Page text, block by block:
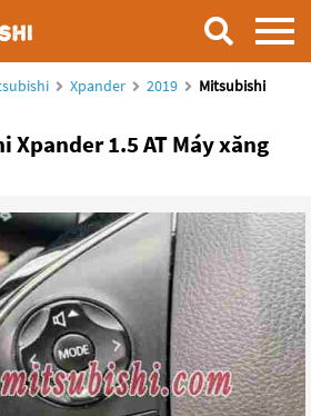
Xpander 2019
Mitsubishi
Xpander 1.5 AT Máy xăng